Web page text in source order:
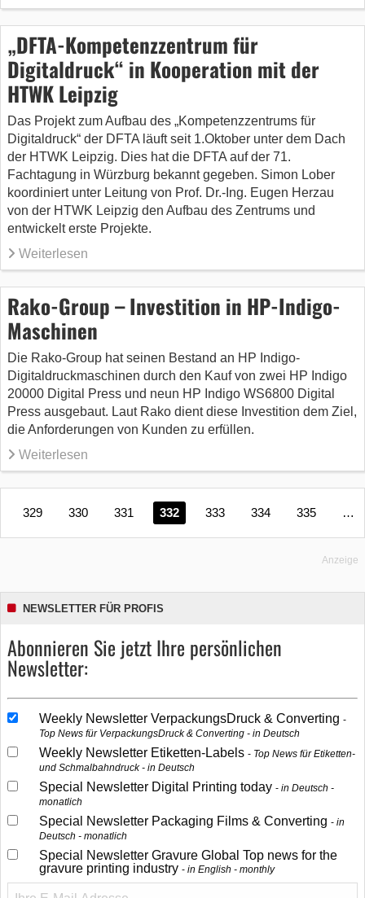
„DFTA-Kompetenzzentrum für
Digitaldruck“ in Kooperation mit der
HTWK Leipzig
Das Projekt zum Aufbau des „Kompetenzzentrums für
Digitaldruck“ der DFTA läuft seit 1.Oktober unter dem Dach
der HTWK Leipzig. Dies hat die DFTA auf der 71.
Fachtagung in Würzburg bekannt gegeben. Simon Lober
koordiniert unter Leitung von Prof. Dr.-Ing. Eugen Herzau
von der HTWK Leipzig den Aufbau des Zentrums und
entwickelt erste Projekte.
Weiterlesen
Rako-Group – Investition in HP-Indigo-
Maschinen
Die Rako-Group hat seinen Bestand an HP Indigo-
Digitaldruckmaschinen durch den Kauf von zwei HP Indigo
20000 Digital Press und neun HP Indigo WS6800 Digital
Press ausgebaut. Laut Rako dient diese Investition dem Ziel,
die Anforderungen von Kunden zu erfüllen.
Weiterlesen
329 330 331 332 333 334 335 …
Anzeige
NEWSLETTER FÜR PROFIS
Abonnieren Sie jetzt Ihre persönlichen
Newsletter:
Weekly Newsletter VerpackungsDruck & Converting
Top News für VerpackungsDruck & Converting - in Deutsch
Weekly Newsletter Etiketten-Labels
Top News für Etiketten-
und Schmalbahndruck - in Deutsch
Special Newsletter Digital Printing today
in Deutsch -
monatlich
Special Newsletter Packaging Films & Converting
in
Deutsch - monatlich
Special Newsletter Gravure Global Top news for the
gravure printing industry
in English - monthly